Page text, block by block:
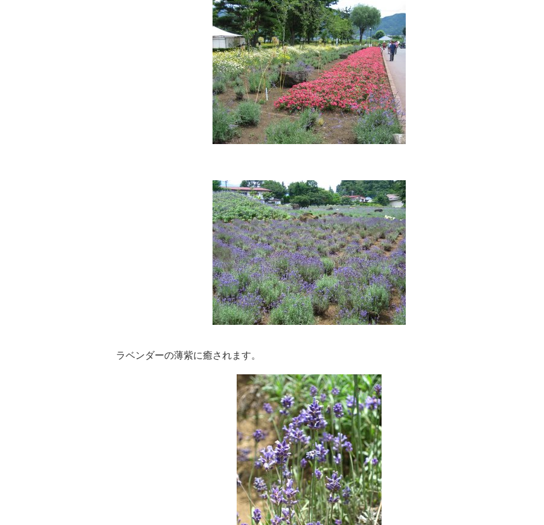
ラベンダーの薄紫に癒されます。